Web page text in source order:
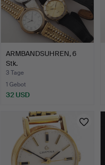
ARMBANDSUHREN, 6
Stk.
3 Tage
1 Gebot
32 USD